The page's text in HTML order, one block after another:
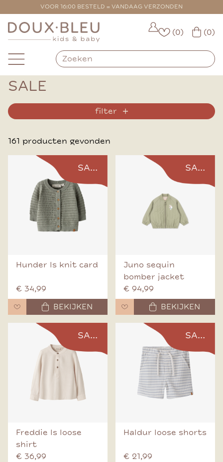
VOOR 16:00 BESTELD = VANDAAG VERZONDEN
(0) (0)
SALE
filter
161 producten gevonden
SALE
Hunder ls knit card
€ 34,99
BEKIJKEN
SALE
Juno sequin
bomber jacket
€ 94,99
BEKIJKEN
SALE
Freddie ls loose
shirt
€ 36,99
SALE
Haldur loose shorts
€ 21,99